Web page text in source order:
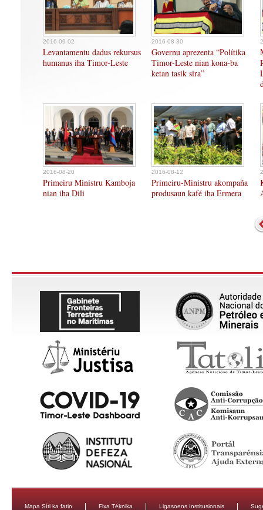
2016-09-02
Levantamentu dadus rekursus
humanus iha Timor-Leste
2016-08-30
Governu aprezenta “Polítika
Timor-Leste nian kona-ba
ketan tasik sira”
2016-08-20
Primeiru Ministru Kamboja
nian iha Dili
2016-08-12
Primeiru-Ministru akompaña
produsaun kafé iha Ermera
Mapa Síti ka fatin Fixa Téknika Ligasoens Institusionais